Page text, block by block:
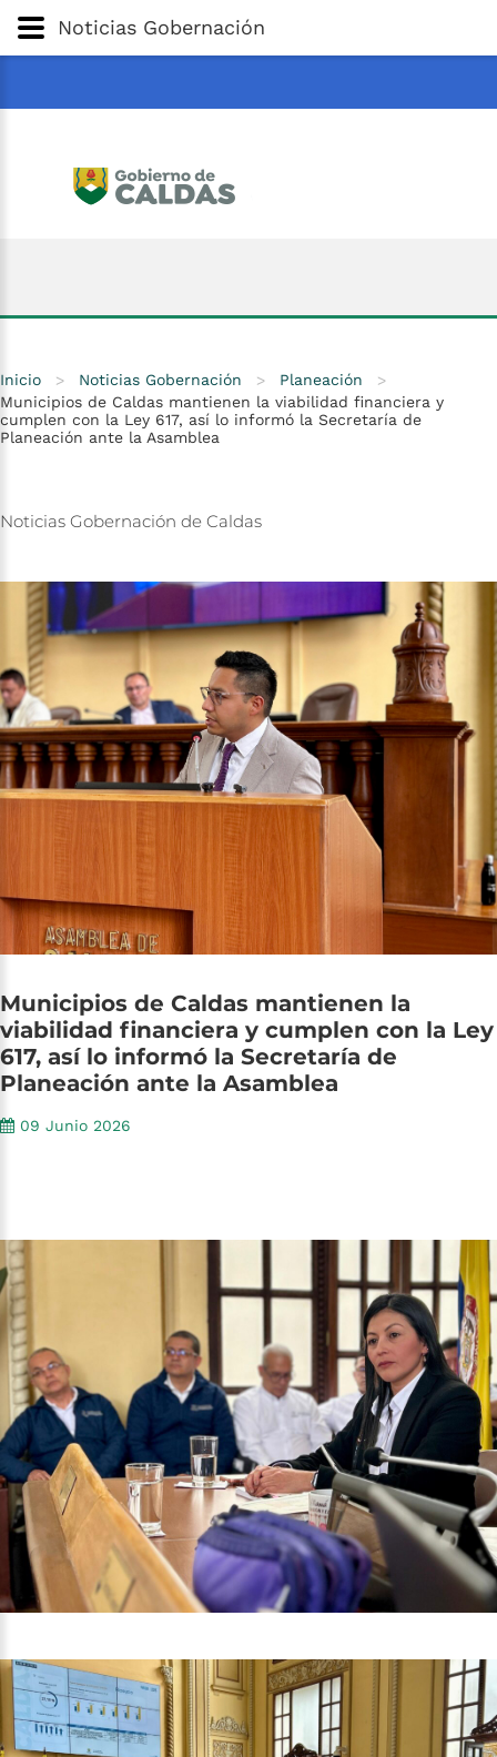
Gobernación de
Noticias Gobernación
Inicio > Noticias Gobernación > Planeación
>
Municipios de Caldas mantienen la viabilidad financiera y
cumplen con la Ley 617, así lo informó la Secretaría de
Planeación ante la Asamblea
Noticias Gobernación de Caldas
Municipios de Caldas mantienen la
viabilidad financiera y cumplen con la Ley
617, así lo informó la Secretaría de
Planeación ante la Asamblea
09 Junio 2026